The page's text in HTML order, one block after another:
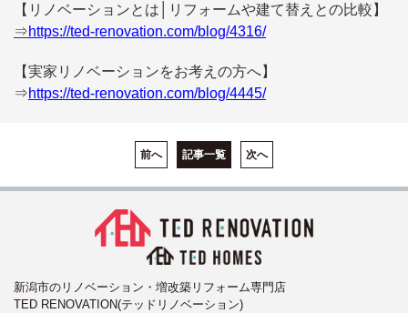
【リノベーションとは│リフォームや建て替えとの比較】
⇒https://ted-renovation.com/blog/4316/
【実家リノベーションをお考えの方へ】
⇒https://ted-renovation.com/blog/4445/
前へ 記事一覧 次へ
新潟市のリノベーション・増改築リフォーム専門店
TED RENOVATION(テッドリノベーション)